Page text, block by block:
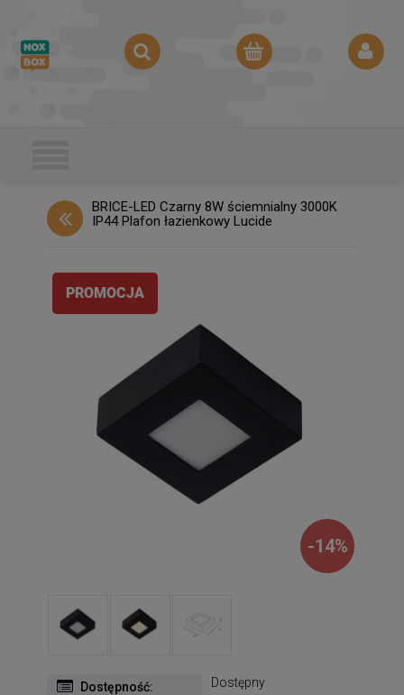
BRICE-LED Czarny 8W ściemnialny 3000K
IP44 Plafon łazienkowy Lucide
PROMOCJA
-14%
Dostępność: Dostępny